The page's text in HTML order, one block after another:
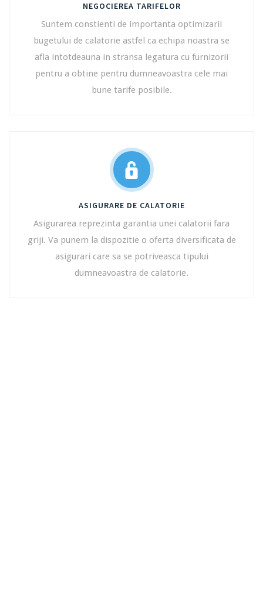
NEGOCIEREA TARIFELOR
Suntem constienti de importanta optimizarii
bugetului de calatorie astfel ca echipa noastra se
afla intotdeauna in stransa legatura cu furnizorii
pentru a obtine pentru dumneavoastra cele mai
bune tarife posibile.
ASIGURARE DE CALATORIE
Asigurarea reprezinta garantia unei calatorii fara
griji. Va punem la dispozitie o oferta diversificata de
asigurari care sa se potriveasca tipului
dumneavoastra de calatorie.